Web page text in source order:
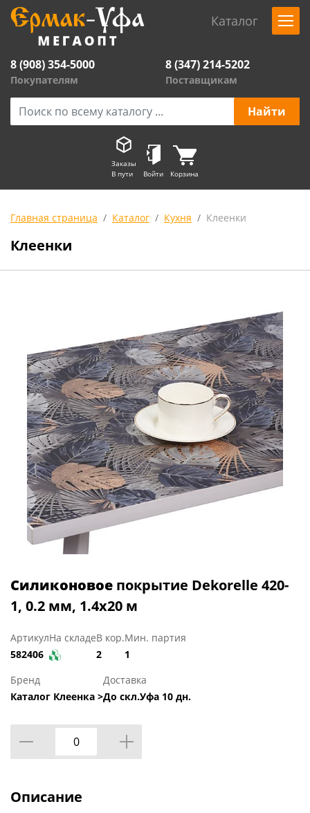
Каталог
8 (908) 354-5000
Покупателям
8 (347) 214-5202
Поставщикам
Заказы
В пути
Войти Корзина
Главная страница Каталог Кухня Клеенки
Клеенки
Силиконовое покрытие Dekorelle 420-
1, 0.2 мм, 1.4x20 м
Артикул
582406
На складеВ кор.
2
Мин. партия
1
Бренд
Каталог Клеенка >
Доставка
До скл.Уфа 10 дн.
Описание